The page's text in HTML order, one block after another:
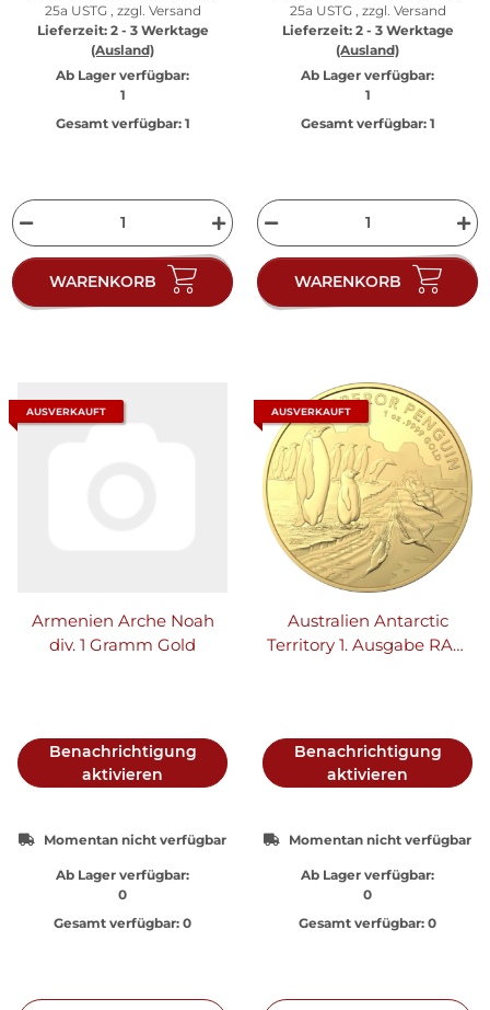
25a USTG , zzgl. Versand
Lieferzeit: 2 - 3 Werktage
(Ausland)
Ab Lager verfügbar:
1
Gesamt verfügbar:1
WARENKORB
25a USTG , zzgl. Versand
Lieferzeit: 2 - 3 Werktage
(Ausland)
Ab Lager verfügbar:
1
Gesamt verfügbar:1
WARENKORB
AUSVERKAUFT
Armenien Arche Noah
div. 1 Gramm Gold
Benachrichtigung
aktivieren
Momentan nicht verfügbar
Ab Lager verfügbar:
0
Gesamt verfügbar: 0
AUSVERKAUFT
Australien Antarctic
Territory 1. Ausgabe RAM
Benachrichtigung
aktivieren
Momentan nicht verfügbar
Ab Lager verfügbar:
0
Gesamt verfügbar: 0